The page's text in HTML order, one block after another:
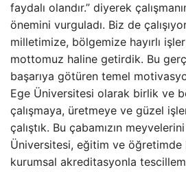
faydalı olandır.” diyerek
önemini vurguladı. Biz de
milletimize, bölgemize hayırlı
mottomuz haline getirdik. Bu
başarıya götüren temel
Ege Üniversitesi olarak birlik ve
çalışmaya, üretmeye ve güzel
çalıştık. Bu çabamızın
Üniversitesi, eğitim ve öğretimde
kurumsal akreditasyonla